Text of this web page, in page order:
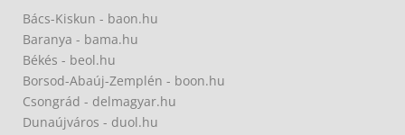
Bács-Kiskun - baon.hu
Baranya - bama.hu
Békés - beol.hu
Borsod-Abaúj-Zemplén - boon.hu
Csongrád - delmagyar.hu
Dunaújváros - duol.hu